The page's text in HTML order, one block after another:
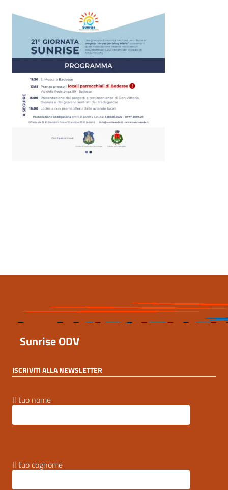
Sunrise ODV
ISCRIVITI ALLA NEWSLETTER
Il tuo nome
Il tuo cognome